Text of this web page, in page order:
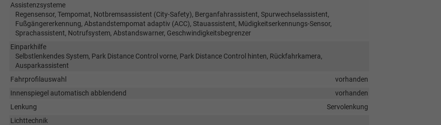
Assistenzsysteme
Regensensor, Tempomat, Notbremsassistent (City-Safety), Berganfahrassistent, Spurwechselassistent,
Fußgängererkennung, Abstandstempomat adaptiv (ACC), Stauassistent, Müdigkeitserkennungs-Sensor,
Sprachassistent, Notrufsystem, Abstandswarner, Geschwindigkeitsbegrenzer
Einparkhilfe
Selbstlenkendes System, Park Distance Control vorne, Park Distance Control hinten, Rückfahrkamera,
Ausparkassistent
Fahrprofilauswahl
vorhanden
Innenspiegel automatisch abblendend
vorhanden
Lenkung
Servolenkung
Lichttechnik